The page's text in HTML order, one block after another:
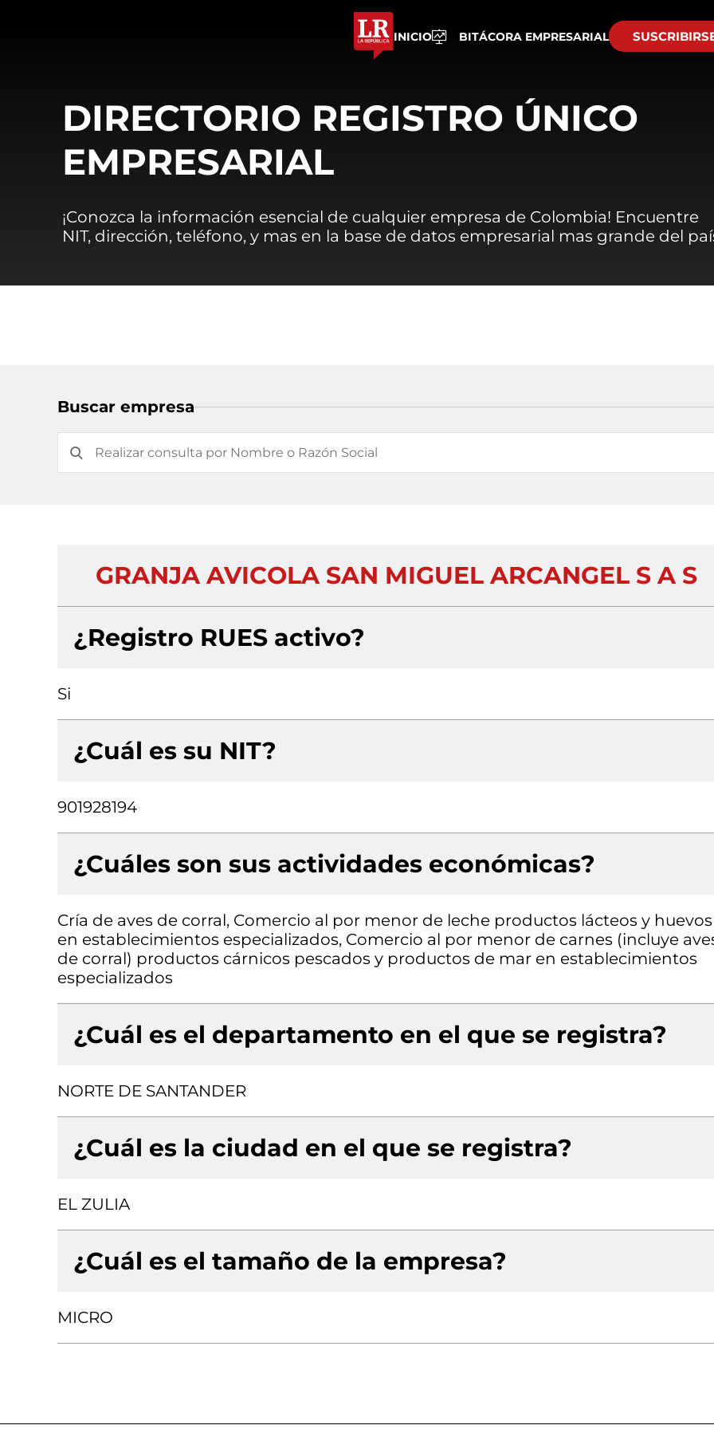
INICIO BITÁCORA EMPRESARIAL
DIRECTORIO REGISTRO ÚNICO
EMPRESARIAL
¡Conozca la información esencial de cualquier empresa de Colombia! Encuentre
NIT, dirección, teléfono, y mas en la base de datos empresarial mas grande del
Buscar empresa
GRANJA AVICOLA SAN MIGUEL ARCANGEL S A S
¿Registro RUES activo?
Si
¿Cuál es su NIT?
901928194
¿Cuáles son sus actividades económicas?
Cría de aves de corral, Comercio al por menor de leche productos lácteos y huevos
en establecimientos especializados, Comercio al por menor de carnes (incluye
de corral) productos cárnicos pescados y productos de mar en establecimientos
especializados
¿Cuál es el departamento en el que se registra?
NORTE DE SANTANDER
¿Cuál es la ciudad en el que se registra?
EL ZULIA
¿Cuál es el tamaño de la empresa?
MICRO